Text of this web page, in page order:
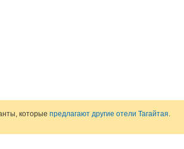
которые предлагают другие отели Тагайтая.